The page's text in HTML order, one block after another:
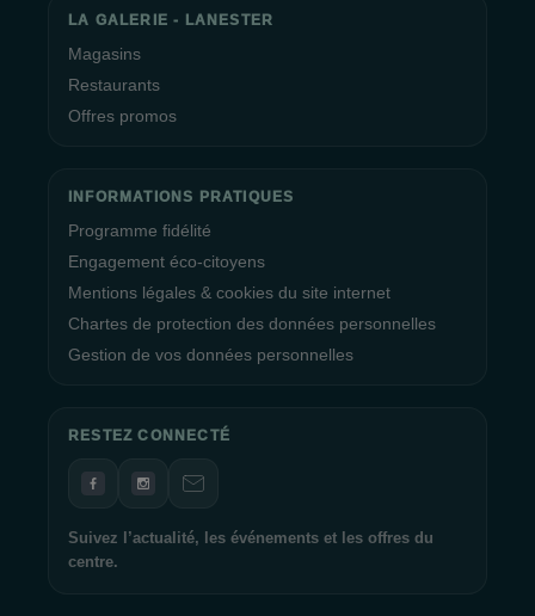
LA GALERIE - LANESTER
Magasins
Restaurants
Offres promos
INFORMATIONS PRATIQUES
Programme fidélité
Engagement éco-citoyens
Mentions légales & cookies du site internet
Chartes de protection des données personnelles
Gestion de vos données personnelles
RESTEZ CONNECTÉ
Suivez l’actualité, les événements et les offres du
centre.